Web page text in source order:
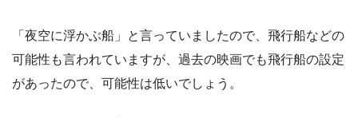
「夜空に浮かぶ船」と言っていましたので、飛行船などの
可能性も言われていますが、過去の映画でも飛行船の設定
があったので、可能性は低いでしょう。